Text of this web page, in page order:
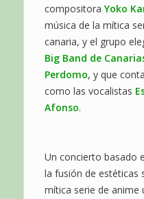
compositoraYoko
música de la mítica
canaria, y el grupo
Big Band de
Perdomo, y que
como las vocalistas
Afonso.
Un concierto basado
la fusión de estéticas
mítica serie de anime